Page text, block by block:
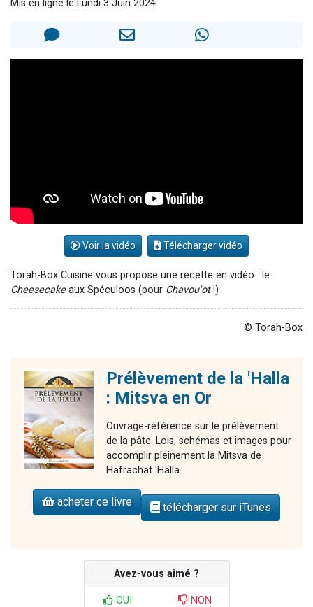
30 personnes viennent de faire un don pour Sauvez la jambe de Yohan
Mis en ligne le Lundi 3 Juin 2024
Voir la vidéo Télécharger vidéo
Torah-Box Cuisine vous propose une recette en vidéo : le
Cheesecakeaux Spéculoos (pour Chavou'ot!)
© Torah-Box
Prélèvement de la 'Halla
: Mitsva en Or
Ouvrage-référence sur le prélèvement
de la pâte. Lois, schémas et images pour
accomplir pleinement la Mitsva de
Hafrachat 'Halla.
acheter ce livre télécharger sur iTunes
Avez-vous aimé ?
OUI NON